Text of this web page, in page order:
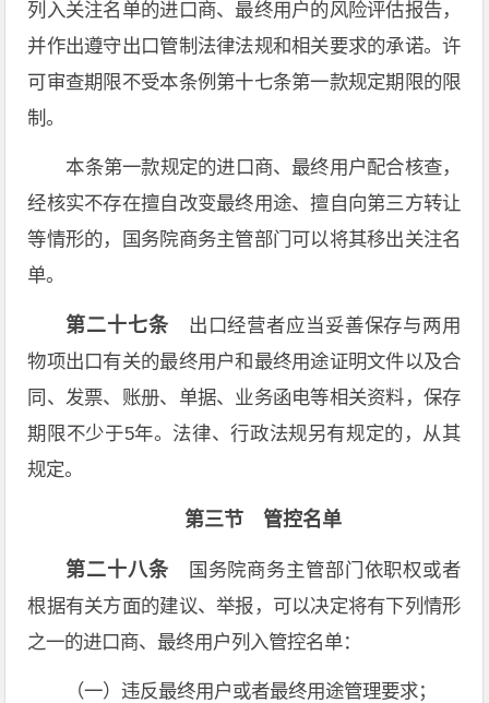
列入关注名单的进口商、最终用户的风险评估报告，
并作出遵守出口管制法律法规和相关要求的承诺。许
可审查期限不受本条例第十七条第一款规定期限的限
制。
本条第一款规定的进口商、最终用户配合核查，
经核实不存在擅自改变最终用途、擅自向第三方转让
等情形的，国务院商务主管部门可以将其移出关注名
单。
第二十七条 出口经营者应当妥善保存与两用
物项出口有关的最终用户和最终用途证明文件以及合
同、发票、账册、单据、业务函电等相关资料，保存
期限不少于5年。法律、行政法规另有规定的，从其
规定。
第三节 管控名单
第二十八条 国务院商务主管部门依职权或者
根据有关方面的建议、举报，可以决定将有下列情形
之一的进口商、最终用户列入管控名单：
（一）违反最终用户或者最终用途管理要求；